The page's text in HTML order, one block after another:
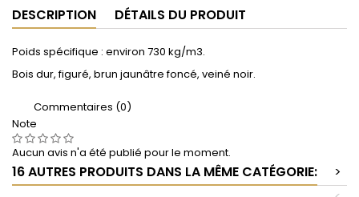
DESCRIPTION DÉTAILS DU PRODUIT
Poids spécifique : environ 730 kg/m3.
Bois dur, figuré, brun jaunâtre foncé, veiné noir.
Commentaires (0)
Note
Aucun avis n'a été publié pour le moment.
16 AUTRES PRODUITS DANS LA MÊME CATÉGORIE:
>